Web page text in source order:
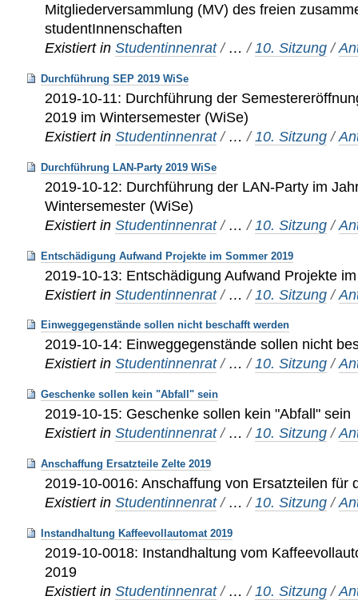
Mitgliederversammlung (MV) des freien
studentInnenschaften
Existiert in Studentinnenrat / …/10. Sitzung /
Durchführung SEP 2019 WiSe
2019-10-11: Durchführung der
2019 im Wintersemester (WiSe)
Existiert in Studentinnenrat / …/10. Sitzung /
Durchführung LAN-Party 2019 WiSe
2019-10-12: Durchführung der LAN-Party im
Wintersemester (WiSe)
Existiert in Studentinnenrat / …/ 10. Sitzung /
Entschädigung Aufwand Projekte im Sommer 2019
2019-10-13: Entschädigung Aufwand Projekte
Existiert in Studentinnenrat / …/ 10. Sitzung /
Einweggegenstände sollen nicht beschafft werden
2019-10-14: Einweggegenstände sollen nicht
Existiert in Studentinnenrat / …/10. Sitzung /
Geschenke sollen kein "Abfall" sein
2019-10-15: Geschenke sollen kein "Abfall" sein
Existiert in Studentinnenrat / …/10. Sitzung /
Anschaffung Ersatzteile Zelte 2019
2019-10-0016: Anschaffung von Ersatzteilen für
Existiert in Studentinnenrat / …/ 10. Sitzung /
Instandhaltung Kaffeevollautomat 2019
2019-10-0018: Instandhaltung vom
2019
Existiert in Studentinnenrat / …/ 10. Sitzung /